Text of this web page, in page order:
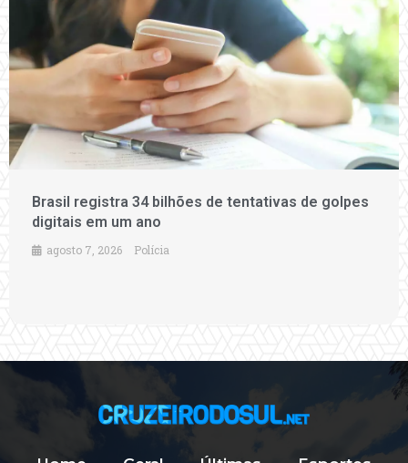
Brasil registra 34 bilhões de tentativas de golpes
digitais em um ano
agosto 7, 2026 Polícia